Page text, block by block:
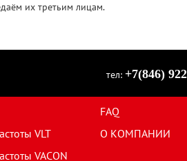
их третьим лицам.
тел: +7(846)
VLT
VACON
FAQ
О КОМПАНИИ